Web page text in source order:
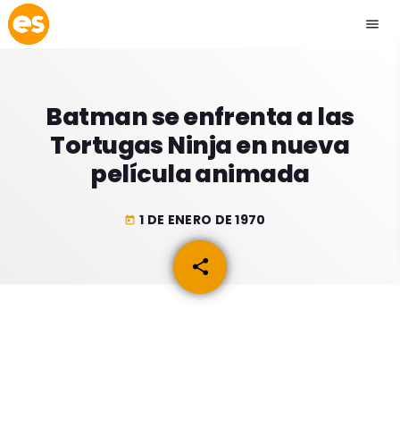
menu
play_arrow EMISIÓN LA PAZ
EMISIÓN COCHABAMBA
Batman se enfrenta a las
Tortugas Ninja en nueva
película animada
today 1 DE ENERO DE 1970
share
email